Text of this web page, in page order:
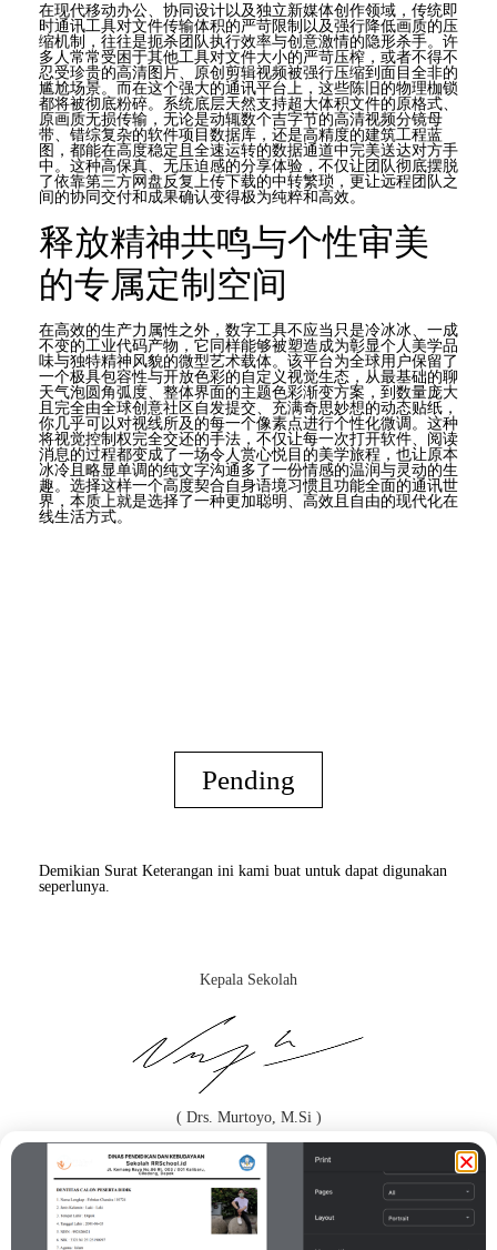
在现代移动办公、协同设计以及独立新媒体创作领域，传统即
时通讯工具对文件传输体积的严苛限制以及强行降低画质的压
缩机制，往往是扼杀团队执行效率与创意激情的隐形杀手。许
多人常常受困于其他工具对文件大小的严苛压榨，或者不得不
忍受珍贵的高清图片、原创剪辑视频被强行压缩到面目全非的
尴尬场景。而在这个强大的通讯平台上，这些陈旧的物理枷锁
都将被彻底粉碎。系统底层天然支持超大体积文件的原格式、
原画质无损传输，无论是动辄数个吉字节的高清视频分镜母
带、错综复杂的软件项目数据库，还是高精度的建筑工程蓝
图，都能在高度稳定且全速运转的数据通道中完美送达对方手
中。这种高保真、无压迫感的分享体验，不仅让团队彻底摆脱
了依靠第三方网盘反复上传下载的中转繁琐，更让远程团队之
间的协同交付和成果确认变得极为纯粹和高效。
释放精神共鸣与个性审美
的专属定制空间
在高效的生产力属性之外，数字工具不应当只是冷冰冰、一成
不变的工业代码产物，它同样能够被塑造成为彰显个人美学品
味与独特精神风貌的微型艺术载体。该平台为全球用户保留了
一个极具包容性与开放色彩的自定义视觉生态，从最基础的聊
天气泡圆角弧度、整体界面的主题色彩渐变方案，到数量庞大
且完全由全球创意社区自发提交、充满奇思妙想的动态贴纸，
你几乎可以对视线所及的每一个像素点进行个性化微调。这种
将视觉控制权完全交还的手法，不仅让每一次打开软件、阅读
消息的过程都变成了一场令人赏心悦目的美学旅程，也让原本
冰冷且略显单调的纯文字沟通多了一份情感的温润与灵动的生
趣。选择这样一个高度契合自身语境习惯且功能全面的通讯世
界，本质上就是选择了一种更加聪明、高效且自由的现代化在
线生活方式。
Pending
Demikian Surat Keterangan ini kami buat untuk dapat digunakan
seperlunya.
Kepala Sekolah
( Drs. Murtoyo, M.Si )
Orang Tua / Wali*